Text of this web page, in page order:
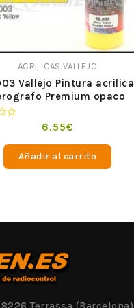
ACRILICAS VALLEJO
Vallejo Pintura acrilica
Premium opaco
Amarillo Basico 60 ml
6.55€
Añadir al carrito